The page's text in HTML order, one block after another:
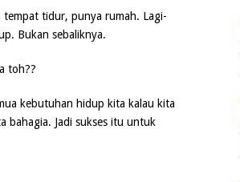
tidur, punya rumah. Lagi-
Bukan sebaliknya.
kebutuhan hidup kita kalau kita
bahagia. Jadi sukses itu untuk